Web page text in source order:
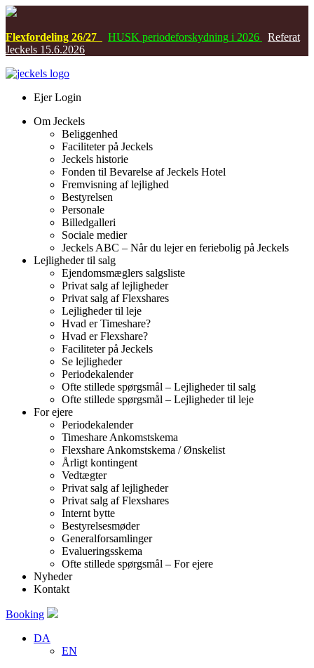
Flexfordeling 26/27 HUSK periodeforskydning i 2026
Referat
Jeckels 15.6.2026
Ejer Login
Om Jeckels
Beliggenhed
Faciliteter på Jeckels
Jeckels historie
Fonden til Bevarelse af Jeckels Hotel
Fremvisning af lejlighed
Bestyrelsen
Personale
Billedgalleri
Sociale medier
Jeckels ABC – Når du lejer en feriebolig på Jeckels
Lejligheder til salg
Ejendomsmæglers salgsliste
Privat salg af lejligheder
Privat salg af Flexshares
Lejligheder til leje
Hvad er Timeshare?
Hvad er Flexshare?
Faciliteter på Jeckels
Se lejligheder
Periodekalender
Ofte stillede spørgsmål – Lejligheder til salg
Ofte stillede spørgsmål – Lejligheder til leje
For ejere
Periodekalender
Timeshare Ankomstskema
Flexshare Ankomstskema / Ønskelist
Årligt kontingent
Vedtægter
Privat salg af lejligheder
Privat salg af Flexshares
Internt bytte
Bestyrelsesmøder
Generalforsamlinger
Evalueringsskema
Ofte stillede spørgsmål – For ejere
Nyheder
Kontakt
Booking
DA
EN